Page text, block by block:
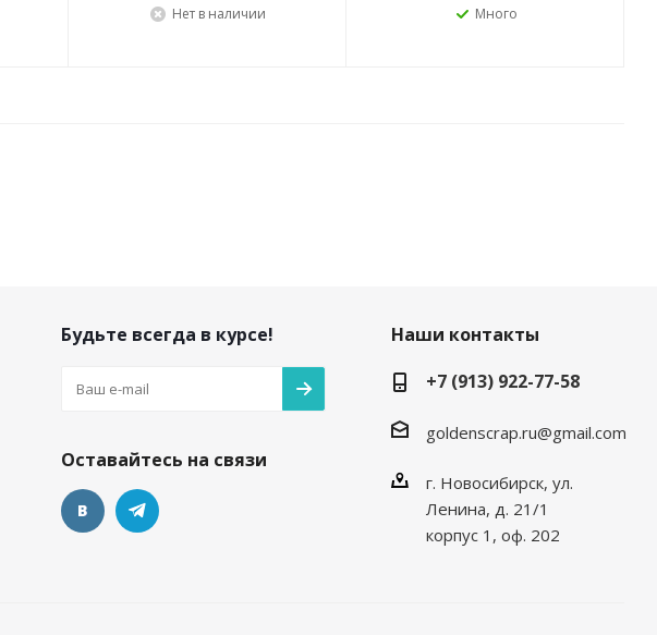
Нет в наличии Много
Будьте всегда в курсе!
Оставайтесь на связи
Наши контакты
+7 (913) 922-77-58
goldenscrap.ru@gmail.com
г. Новосибирск, ул.
Ленина, д. 21/1
корпус 1, оф. 202